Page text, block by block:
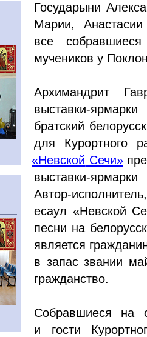
Государыни
Марии,
все
мучеников у
Архимандрит
выставки-
братский
для Курортного
«Невской Сечи»
выставки-
Автор-
есаул «Невской
песни на
является
в запас звании
гражданство.
Собравшиеся на
и гости